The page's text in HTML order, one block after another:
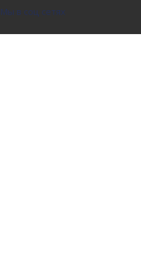
Мы в соц сетях